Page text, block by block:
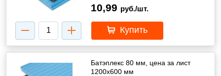
10,99 руб./шт.
Купить
Батэплекс 80 мм, цена за лист
1200х600 мм